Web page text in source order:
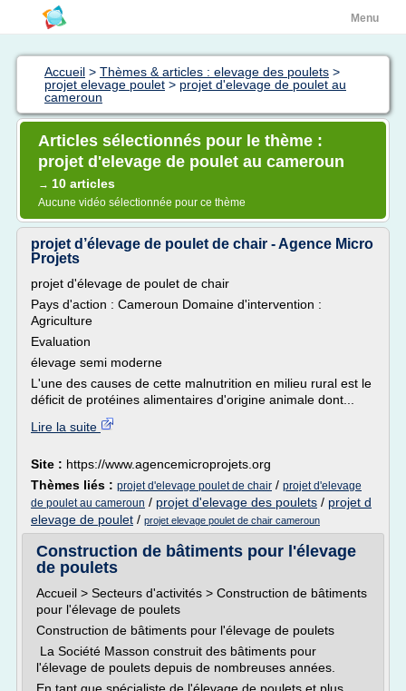
Menu
Accueil > Thèmes & articles : elevage des poulets >
projet elevage poulet > projet d'elevage de poulet au
cameroun
Articles sélectionnés pour le thème :
projet d'elevage de poulet au cameroun
→ 10 articles
Aucune vidéo sélectionnée pour ce thème
projet d’élevage de poulet de chair - Agence Micro
Projets
projet d'élevage de poulet de chair
Pays d'action : Cameroun Domaine d'intervention :
Agriculture
Evaluation
élevage semi moderne
L'une des causes de cette malnutrition en milieu rural est le
déficit de protéines alimentaires d'origine animale dont...
Lire la suite
Site : https://www.agencemicroprojets.org
Thèmes liés : projet d'elevage poulet de chair / projet d'elevage
de poulet au cameroun / projet d'elevage des poulets / projet d
elevage de poulet / projet elevage poulet de chair cameroun
Construction de bâtiments pour l'élevage
de poulets
Accueil > Secteurs d'activités > Construction de bâtiments
pour l'élevage de poulets
Construction de bâtiments pour l'élevage de poulets
La Société Masson construit des bâtiments pour
l'élevage de poulets depuis de nombreuses années.